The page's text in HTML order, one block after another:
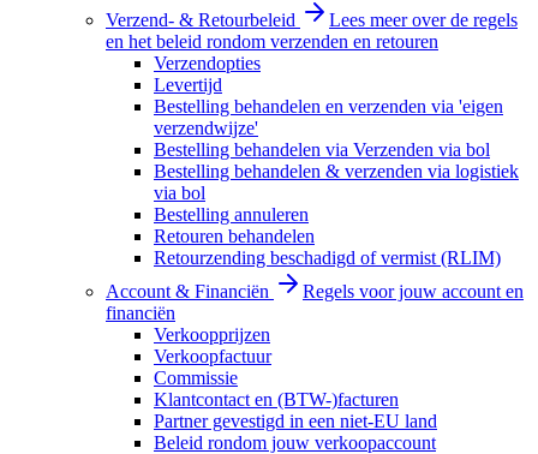
Verzend- & Retourbeleid
Lees meer over de regels
en het beleid rondom verzenden en retouren
Verzendopties
Levertijd
Bestelling behandelen en verzenden via 'eigen
verzendwijze'
Bestelling behandelen via Verzenden via bol
Bestelling behandelen & verzenden via logistiek
via bol
Bestelling annuleren
Retouren behandelen
Retourzending beschadigd of vermist (RLIM)
Account & Financiën
Regels voor jouw account en
financiën
Verkoopprijzen
Verkoopfactuur
Commissie
Klantcontact en (BTW-)facturen
Partner gevestigd in een niet-EU land
Beleid rondom jouw verkoopaccount